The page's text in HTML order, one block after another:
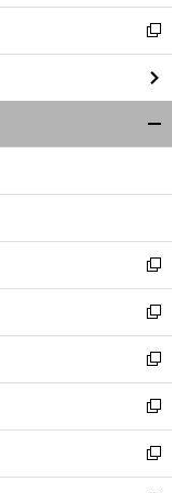
開
く
新
し
い
ウ
ィ
ン
ウ
開
く
新
し
い
ウ
ィ
ン
ド
ウ
で
開
新
し
い
ウ
ィ
ン
ド
ウ
新
し
い
ウ
ィ
ン
新
し
い
ウ
新
し